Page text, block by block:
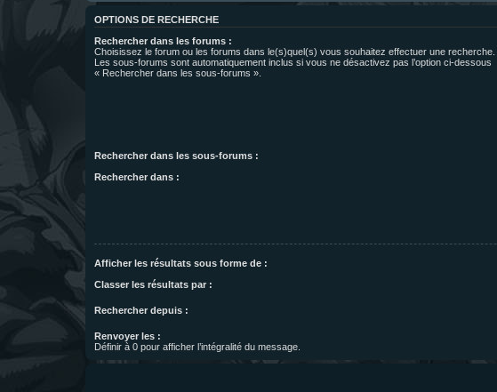
OPTIONS DE RECHERCHE
Rechercher dans les forums :
Choisissez le forum ou les forums dans le(s)quel(s) vous souhaitez effectuer une recherche.
Les sous-forums sont automatiquement inclus si vous ne désactivez pas l’option ci-dessous
« Rechercher dans les sous-forums ».
Rechercher dans les sous-forums :
Rechercher dans :
Afficher les résultats sous forme de :
Classer les résultats par :
Rechercher depuis :
Renvoyer les :
Définir à 0 pour afficher l’intégralité du message.